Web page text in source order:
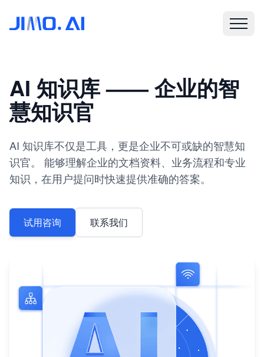
AI 知识库 —— 企业的智
慧知识官
AI 知识库不仅是工具，更是企业不可或缺的智慧知
识官。 能够理解企业的文档资料、业务流程和专业
知识，在用户提问时快速提供准确的答案。
试用咨询 联系我们